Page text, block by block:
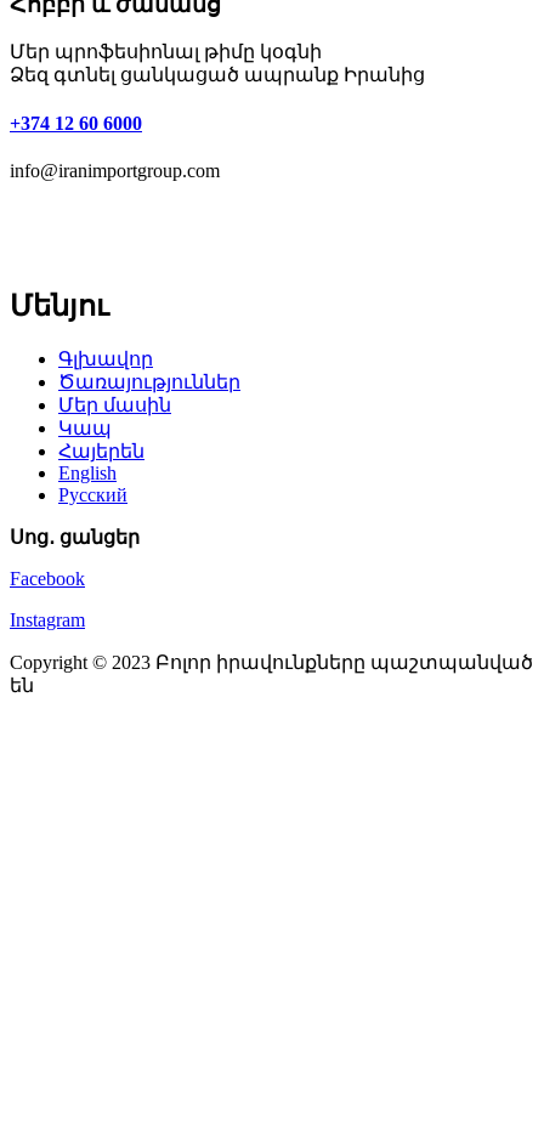
Մեր պրոֆեսիոնալ թիմը կօգնի
Ձեզ գտնել ցանկացած ապրանք Իրանից
+374 12 60 6000
info@iranimportgroup.com
Մենյու
Գլխավոր
Ծառայություններ
Մեր մասին
Կապ
Հայերեն
English
Русский
Սոց․ ցանցեր
Facebook
Instagram
Copyright © 2023 Բոլոր իրավունքները պաշտպանված
են